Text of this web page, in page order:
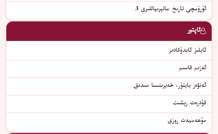
ئۈرۈمچى تارىخ ماتېرىياللىرى 3
ئاپتور
ئابلىز ئابدۇقادىر
ئەزىم قاسىم
ﺋﻪﻧﯟﻩﺭ ﺑﺎﻳﺘﯘﺭ، ﺧﻪﻳﺮﯨﻨﯩﺴﺎ ﺳﯩﺪﯨﻖ
قۇدرەت رېشىت
مۇھەممەت روزى